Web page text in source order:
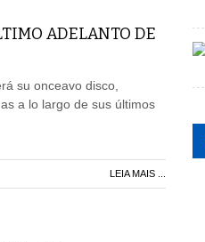
ADELANTO DE
su onceavo disco,
a lo largo de sus últimos
LEIA MAIS ...